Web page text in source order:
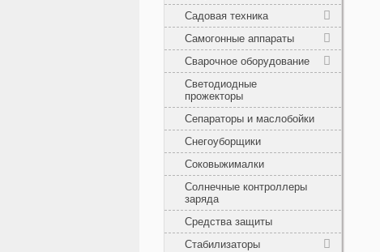
Садовая техника
Самогонные аппараты
Сварочное оборудование
Светодиодные
прожекторы
Сепараторы и маслобойки
Снегоуборщики
Соковыжималки
Солнечные контроллеры
заряда
Средства защиты
Стабилизаторы